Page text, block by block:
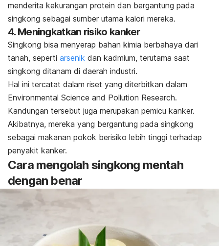
menderita kekurangan protein dan bergantung pada
singkong sebagai sumber utama kalori mereka.
4. Meningkatkan risiko kanker
Singkong bisa menyerap bahan kimia berbahaya dari
tanah, seperti arsenik dan kadmium, terutama saat
singkong ditanam di daerah industri.
Hal ini tercatat dalam riset yang diterbitkan dalam
Environmental Science and Pollution Research.
Kandungan tersebut juga merupakan pemicu kanker.
Akibatnya, mereka yang bergantung pada singkong
sebagai makanan pokok berisiko lebih tinggi terhadap
penyakit kanker.
Cara mengolah singkong mentah
dengan benar